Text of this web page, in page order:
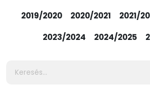
2019/2020
2020/2021 2021/
2023/2024
2024/2025